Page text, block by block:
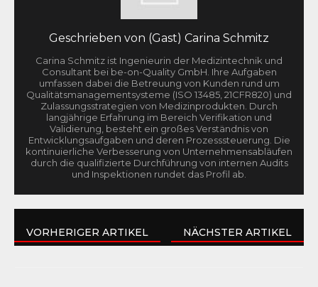
Geschrieben von (Gast) Carina Schmitz
Carina Schmitz ist Ingenieurin der Medizintechnik und
Consultant bei be-on-Quality GmbH. Ihre Aufgaben
umfassen dabei die Betreuung von Kunden rund um
Qualitätsmanagementsysteme (ISO 13485, 21CFR820) und
Zulassungsstrategien von Medizinprodukten. Durch
langjährige Erfahrung im Bereich Verifikation und
Validierung, besteht ein großes Verständnis von
Entwicklungsaufgaben und deren Prozesssteuerung. Die
kontinuierliche Verbesserung von Unternehmensabläufen
durch die qualifizierte Durchführung von internen Audits
und Inspektionen rundet das Profil ab.
VORHERIGER ARTIKEL NÄCHSTER ARTIKEL